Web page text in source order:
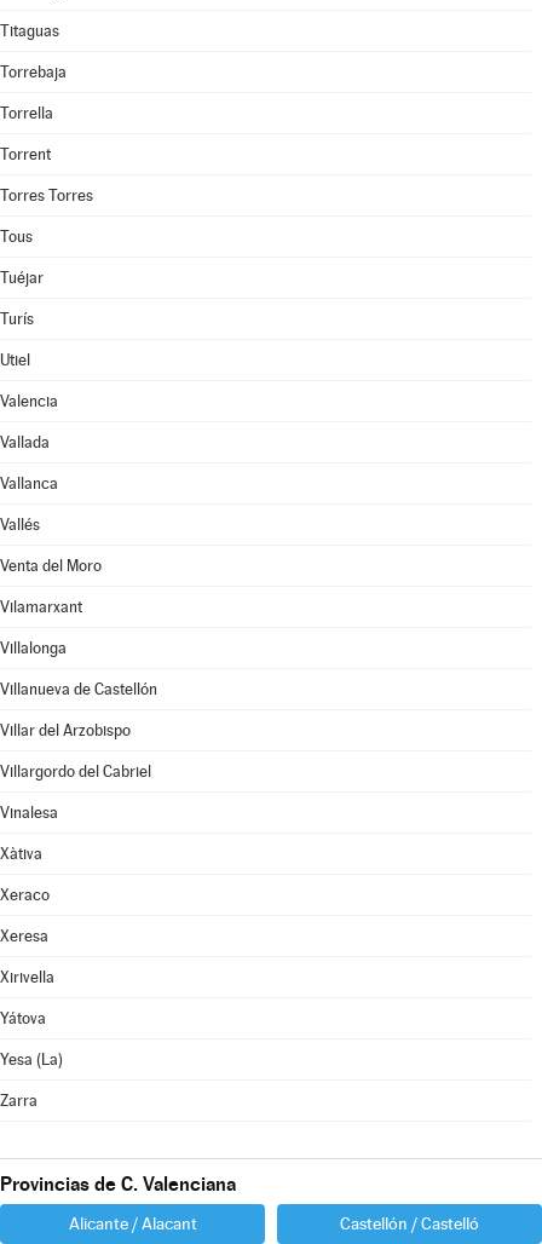
Titaguas
Torrebaja
Torrella
Torrent
Torres Torres
Tous
Tuéjar
Turís
Utiel
Valencia
Vallada
Vallanca
Vallés
Venta del Moro
Vilamarxant
Villalonga
Villanueva de Castellón
Villar del Arzobispo
Villargordo del Cabriel
Vinalesa
Xàtiva
Xeraco
Xeresa
Xirivella
Yátova
Yesa (La)
Zarra
Provincias de C. Valenciana
Alicante / Alacant Castellón / Castelló